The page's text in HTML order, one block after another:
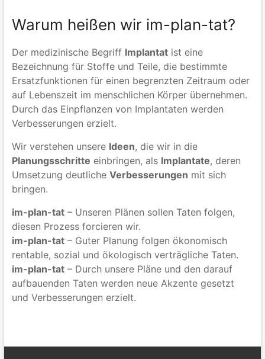
Warum heißen wir im-plan-tat?
Der medizinische Begriff Implantatist eine
Bezeichnung für Stoffe und Teile, die bestimmte
Ersatzfunktionen für einen begrenzten Zeitraum oder
auf Lebenszeit im menschlichen Körper übernehmen.
Durch das Einpflanzen von Implantaten werden
Verbesserungen erzielt.
Wir verstehen unsere Ideen, die wir in die
Planungsschritte einbringen, als Implantate, deren
Umsetzung deutliche Verbesserungen mit sich
bringen.
im-plan-tat– Unseren Plänen sollen Taten folgen,
diesen Prozess forcieren wir.
im-plan-tat– Guter Planung folgen ökonomisch
rentable, sozial und ökologisch verträgliche Taten.
im-plan-tat– Durch unsere Pläne und den darauf
aufbauenden Taten werden neue Akzente gesetzt
und Verbesserungen erzielt.